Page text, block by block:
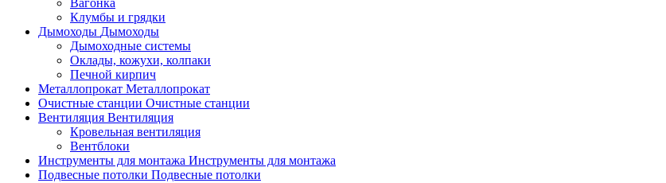
Вагонка
Клумбы и грядки
Дымоходы Дымоходы
Дымоходные системы
Оклады, кожухи, колпаки
Печной кирпич
Металлопрокат Металлопрокат
Очистные станции Очистные станции
Вентиляция Вентиляция
Кровельная вентиляция
Вентблоки
Инструменты для монтажа Инструменты для монтажа
Подвесные потолки Подвесные потолки